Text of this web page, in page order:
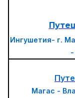
Ингушетия- г.
Магас -